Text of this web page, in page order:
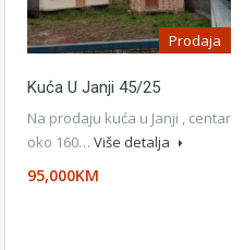
Prodaja
Kuća U Janji 45/25
Na prodaju kuća u Janji , centar
oko 160… Više detalja
95,000KM